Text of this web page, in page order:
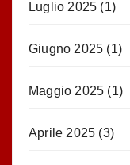
Luglio 2025 (1)
Giugno 2025 (1)
Maggio 2025 (1)
Aprile 2025 (3)